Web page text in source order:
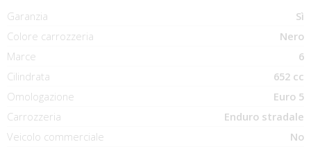
Garanzia
Sì
Colore carrozzeria
Nero
Marce
6
Cilindrata
652 cc
Omologazione
Euro 5
Carrozzeria
Enduro stradale
Veicolo commerciale
No